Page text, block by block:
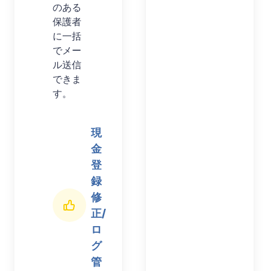
のある
保護者
に一括
でメー
ル送信
できま
す。
現
金
登
録
修
正/
ロ
グ
管